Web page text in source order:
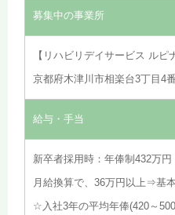
募集中の事業所
【リハビリデイサービス ルピ
京都府木津川市相楽台3丁目4
給与・手当
新卒者採用時：年俸制432万円
月給換算で、36万円以上⇒基
☆入社3年の平均年俸(420～